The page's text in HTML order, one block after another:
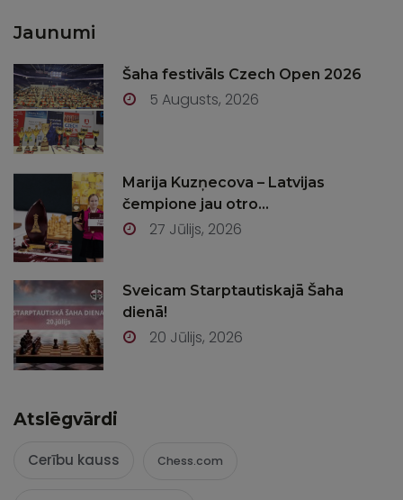
Jaunumi
Šaha festivāls Czech Open 2026
5 Augusts, 2026
Marija Kuzņecova – Latvijas
čempione jau otro...
27 Jūlijs, 2026
Sveicam Starptautiskajā Šaha
dienā!
20 Jūlijs, 2026
Atslēgvārdi
Cerību kauss Chess.com